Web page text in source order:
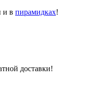
и в пирамидках!
доставки!